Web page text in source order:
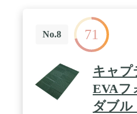
ある生地と相まって寝心地
た。 / 【自動膨張】バルブ
ります！さらに高機能バル
逆流を防ぎ、より効率よく
能に。 ※初回空気入れ時
りが遅く、約10~15分ほど
害をシャットアウト】マッ
地面のデコボコを解消！ /
冬の地面からの冷気もシ
No.8 71
キャ
EVAフ
ダブル